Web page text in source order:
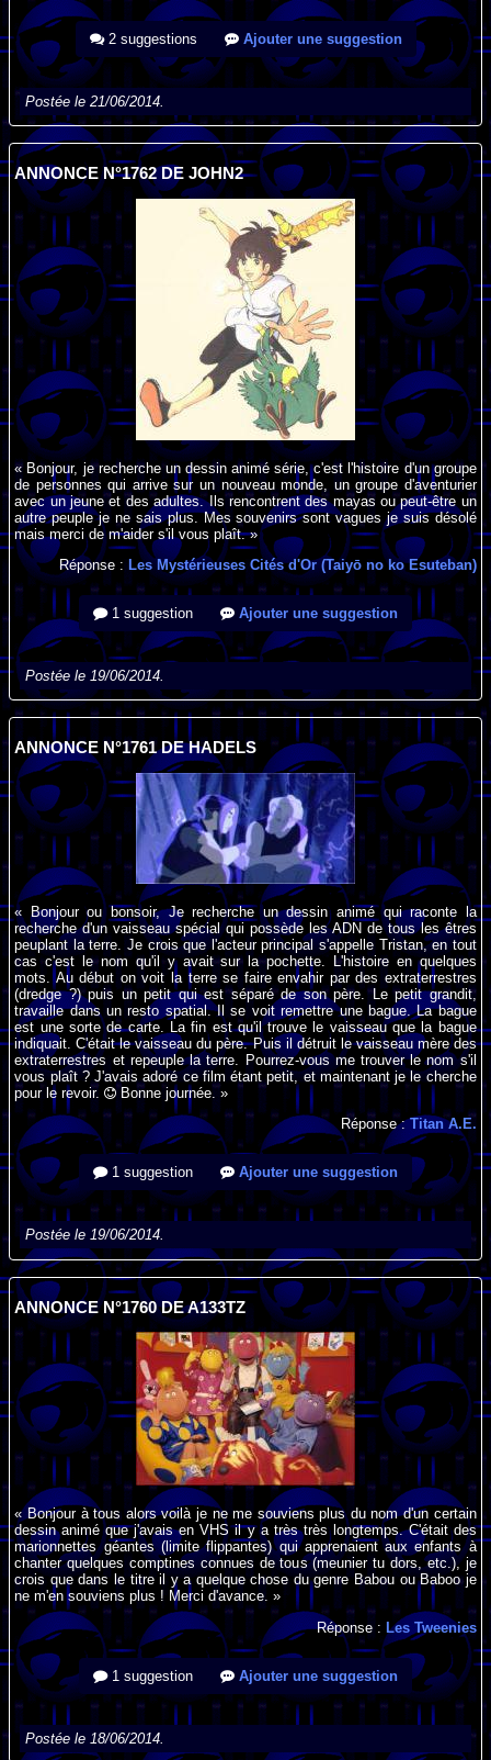
2 suggestions Ajouter une suggestion
Postée le 21/06/2014.
ANNONCE N°1762 DE JOHN2
« Bonjour, je recherche un dessin animé série, c'est l'histoire d'un groupe
de personnes qui arrive sur un nouveau monde, un groupe d'aventurier
avec un jeune et des adultes. Ils rencontrent des mayas ou peut-être un
autre peuple je ne sais plus. Mes souvenirs sont vagues je suis désolé
mais merci de m'aider s'il vous plaît. »
Réponse : Les Mystérieuses Cités d'Or (Taiyō no ko Esuteban)
1 suggestion Ajouter une suggestion
Postée le 19/06/2014.
ANNONCE N°1761 DE HADELS
« Bonjour ou bonsoir, Je recherche un dessin animé qui raconte la
recherche d'un vaisseau spécial qui possède les ADN de tous les êtres
peuplant la terre. Je crois que l'acteur principal s'appelle Tristan, en tout
cas c'est le nom qu'il y avait sur la pochette. L'histoire en quelques
mots. Au début on voit la terre se faire envahir par des extraterrestres
(dredge ?) puis un petit qui est séparé de son père. Le petit grandit,
travaille dans un resto spatial. Il se voit remettre une bague. La bague
est une sorte de carte. La fin est qu'il trouve le vaisseau que la bague
indiquait. C'était le vaisseau du père. Puis il détruit le vaisseau mère des
extraterrestres et repeuple la terre. Pourrez-vous me trouver le nom s'il
vous plaît ? J'avais adoré ce film étant petit, et maintenant je le cherche
pour le revoir.
Bonne journée. »
Réponse :Titan A.E.
1 suggestion Ajouter une suggestion
Postée le 19/06/2014.
ANNONCE N°1760 DE A133TZ
« Bonjour à tous alors voilà je ne me souviens plus du nom d'un certain
dessin animé que j'avais en VHS il y a très très longtemps. C'était des
marionnettes géantes (limite flippantes) qui apprenaient aux enfants à
chanter quelques comptines connues de tous (meunier tu dors, etc.), je
crois que dans le titre il y a quelque chose du genre Babou ou Baboo je
ne m'en souviens plus ! Merci d'avance. »
Réponse : Les Tweenies
1 suggestion Ajouter une suggestion
Postée le 18/06/2014.